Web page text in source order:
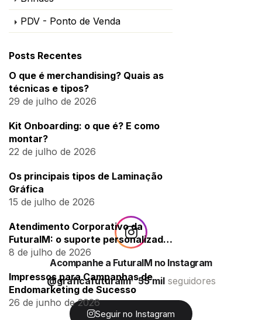
PDV - Ponto de Venda
Posts Recentes
O que é merchandising? Quais as
técnicas e tipos?
29 de julho de 2026
Kit Onboarding: o que é? E como
montar?
22 de julho de 2026
Os principais tipos de Laminação
Gráfica
15 de julho de 2026
Atendimento Corporativo da
FuturaIM: o suporte personalizado
para empresas
8 de julho de 2026
Impressos para Campanhas de
Endomarketing de Sucesso
26 de junho de 2026
Acompanhe a FuturaIM no Instagram
@graficafuturaim 55 milseguidores
Seguir no Instagram